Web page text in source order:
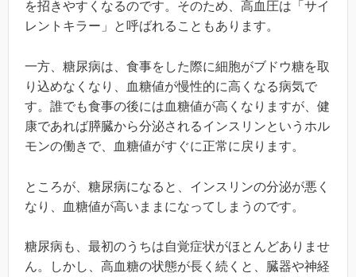
を招きやすくなるのです。そのため、高血圧は「サイ
レントキラー」と呼ばれることもあります。
一方、糖尿病は、食事をした際に細胞がブドウ糖を取
り込めなくなり、血糖値が慢性的に高くなる病気で
す。誰でも食事の後には血糖値が高くなりますが、健
康であれば膵臓から分泌されるインスリンというホル
モンの働きで、血糖値がすぐに正常に戻ります。
ところが、糖尿病になると、インスリンの分泌が悪く
なり、血糖値が高いままになってしまうのです。
糖尿病も、最初のうちは自覚症状がほとんどありませ
ん。しかし、高血糖の状態が長く続くと、臓器や神経